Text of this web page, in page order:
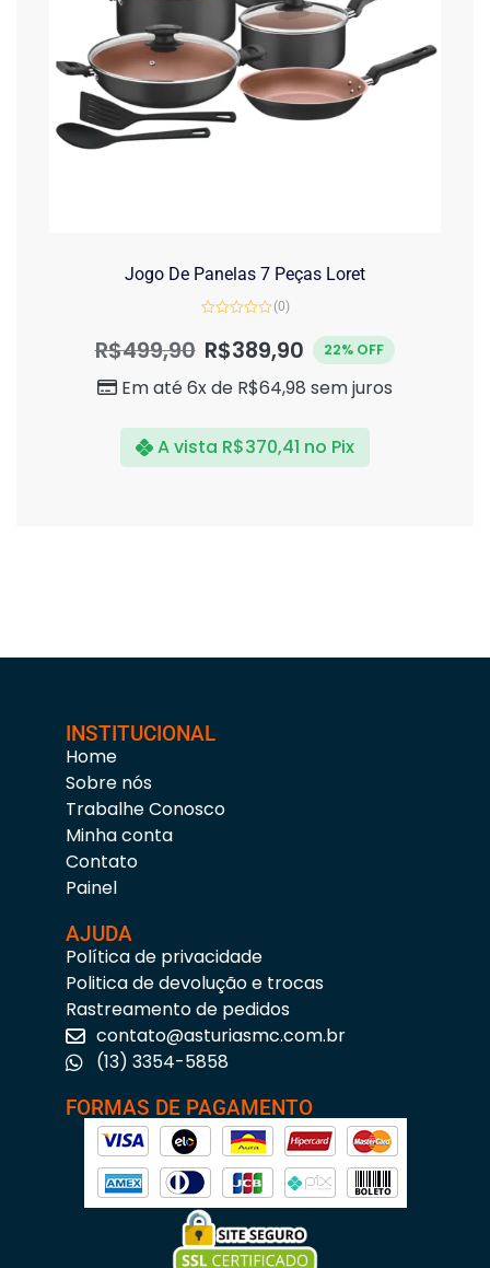
Jogo De Panelas 7 Peças Loret
de
(0)
R$499,90 R$389,90 22% OFF
Em até 6x de R$64,98 sem juros
A vista R$370,41 no Pix
INSTITUCIONAL
Home
Sobre nós
Trabalhe Conosco
Minha conta
Contato
Painel
AJUDA
Política de privacidade
Politica de devolução e trocas
Rastreamento de pedidos
contato@asturiasmc.com.br
(13) 3354-5858
FORMAS DE PAGAMENTO